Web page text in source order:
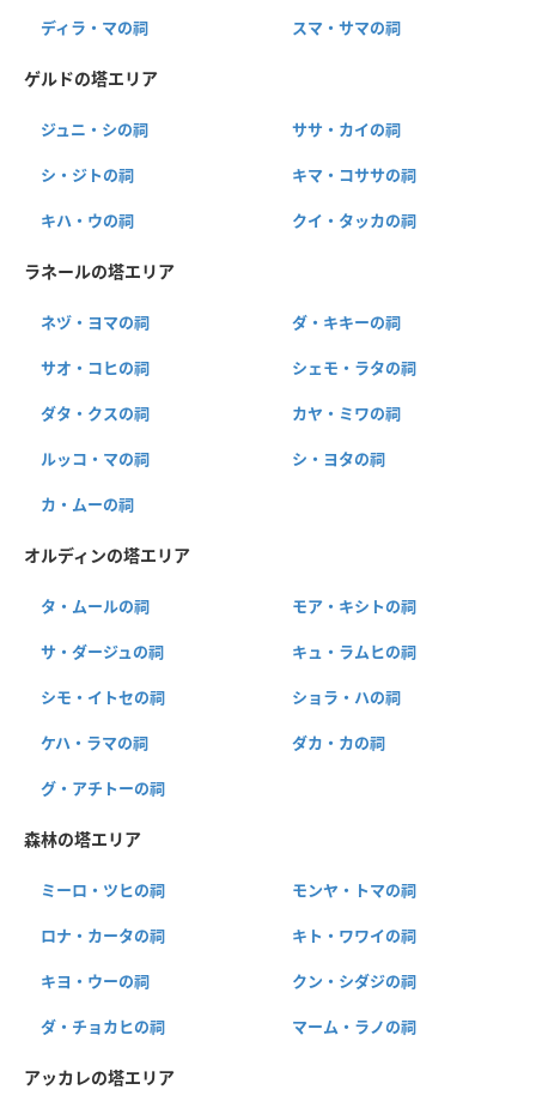
ディラ・マの祠 スマ・サマの祠
ゲルドの塔エリア
ジュニ・シの祠 ササ・カイの祠
シ・ジトの祠 キマ・コササの祠
キハ・ウの祠 クイ・タッカの祠
ラネールの塔エリア
ネヅ・ヨマの祠 ダ・キキーの祠
サオ・コヒの祠 シェモ・ラタの祠
ダタ・クスの祠 カヤ・ミワの祠
ルッコ・マの祠 シ・ヨタの祠
カ・ムーの祠
オルディンの塔エリア
タ・ムールの祠 モア・キシトの祠
サ・ダージュの祠 キュ・ラムヒの祠
シモ・イトセの祠 ショラ・ハの祠
ケハ・ラマの祠 ダカ・カの祠
グ・アチトーの祠
森林の塔エリア
ミーロ・ツヒの祠 モンヤ・トマの祠
ロナ・カータの祠 キト・ワワイの祠
キヨ・ウーの祠 クン・シダジの祠
ダ・チョカヒの祠 マーム・ラノの祠
アッカレの塔エリア